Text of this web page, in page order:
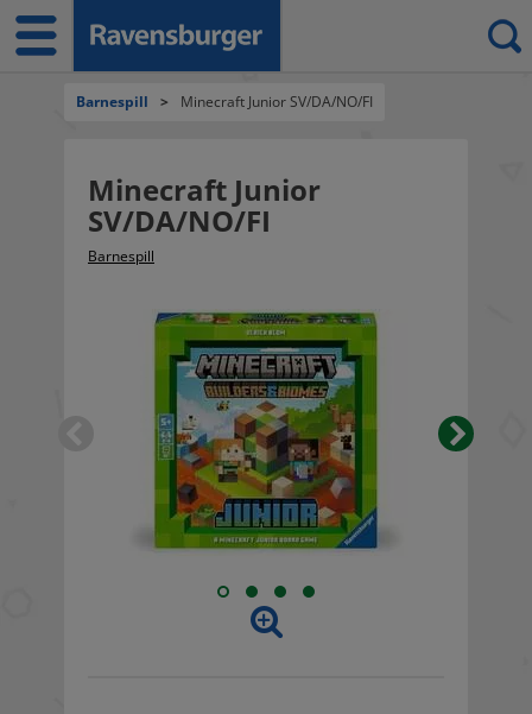
Barnespill > Minecraft Junior SV/DA/NO/FI
Minecraft Junior
SV/DA/NO/FI
Barnespill